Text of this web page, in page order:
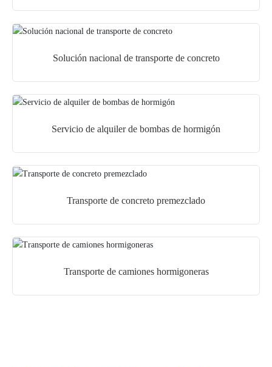
Solución nacional de transporte de concreto
Servicio de alquiler de bombas de hormigón
Transporte de concreto premezclado
Transporte de camiones hormigoneras